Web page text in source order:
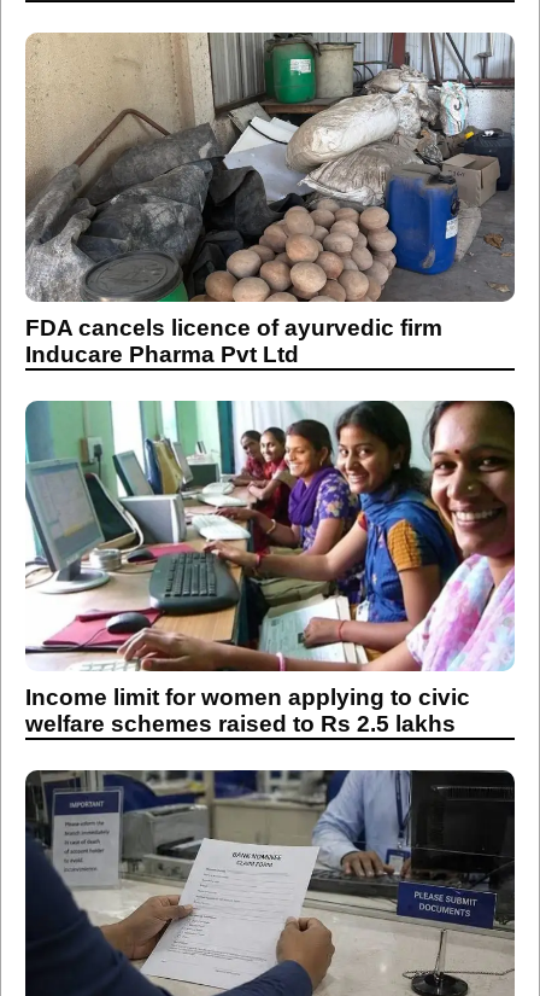
FDA cancels licence of ayurvedic firm
Inducare Pharma Pvt Ltd
Income limit for women applying to civic
welfare schemes raised to Rs 2.5 lakhs